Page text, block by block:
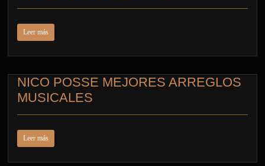
Leer más
NICO POSSE MEJORES ARREGLOS
MUSICALES
Leer más